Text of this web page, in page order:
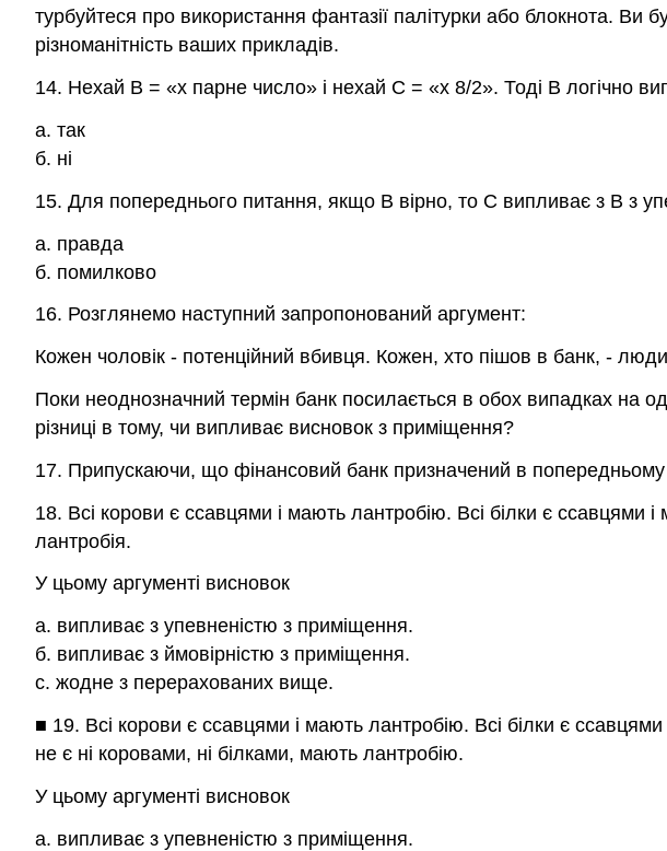
турбуйтеся про використання фантазії палітурки або блокнота. Ви
різноманітність ваших прикладів.
14. Нехай B = «х парне число» і нехай C = «х 8/2». Тоді B логічно
а. так
б. ні
15. Для попереднього питання, якщо B вірно, то C випливає з B з
a. правда
б. помилково
16. Розглянемо наступний запропонований аргумент:
Кожен чоловік - потенційний вбивця. Кожен, хто пішов в банк, -
Поки неоднозначний термін банк посилається в обох випадках на
різниці в тому, чи випливає висновок з приміщення?
17. Припускаючи, що фінансовий банк призначений в
18. Всі корови є ссавцями і мають лантробію. Всі білки є ссавцями
лантробія.
У цьому аргументі висновок
а. випливає з упевненістю з приміщення.
б. випливає з ймовірністю з приміщення.
c. жодне з перерахованих вище.
■ 19. Всі корови є ссавцями і мають лантробію. Всі білки є
не є ні коровами, ні білками, мають лантробію.
У цьому аргументі висновок
а. випливає з упевненістю з приміщення.